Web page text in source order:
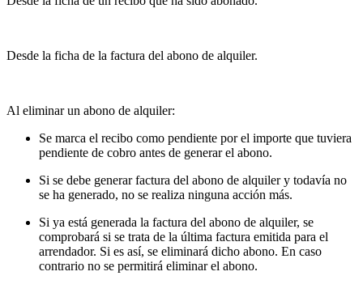
Desde la ficha de la factura del abono de alquiler.
Al eliminar un abono de alquiler:
Se marca el recibo como pendiente por el importe que tuviera
pendiente de cobro antes de generar el abono.
Si se debe generar factura del abono de alquiler y todavía no
se ha generado, no se realiza ninguna acción más.
Si ya está generada la factura del abono de alquiler, se
comprobará si se trata de la última factura emitida para el
arrendador. Si es así, se eliminará dicho abono. En caso
contrario no se permitirá eliminar el abono.